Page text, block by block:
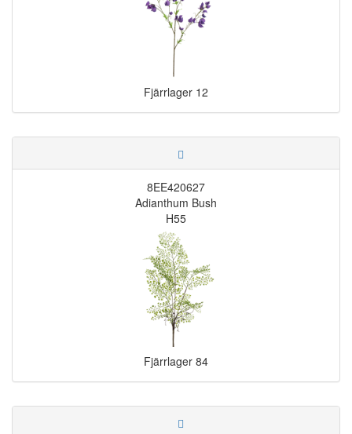
Fjärrlager 12
8EE420627
Adianthum Bush
H55
Fjärrlager 84